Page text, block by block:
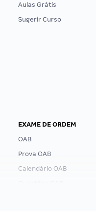
Aulas Grátis
Sugerir Curso
EXAME DE ORDEM
OAB
Prova OAB
Calendário OAB